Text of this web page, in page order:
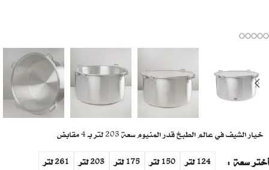
خيار الشيف في عالم الطبخ قدر المنيوم سعة 203 لتر بـ 4 مقابض
أختر سعة 124 لتر 150 لتر 175 لتر 203 لتر 261 لتر